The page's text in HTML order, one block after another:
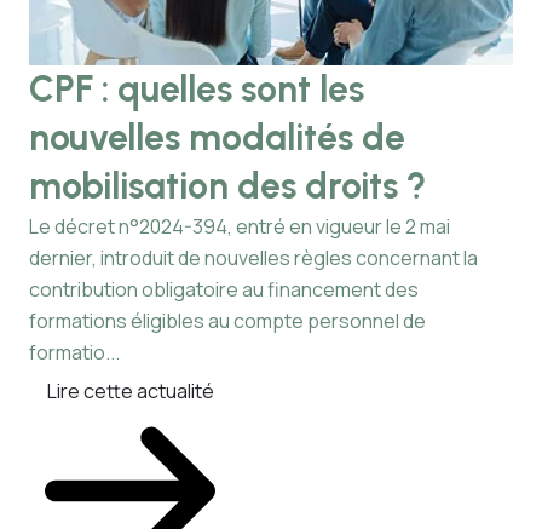
CPF : quelles sont les
nouvelles modalités de
mobilisation des droits ?
Le décret n°2024-394, entré en vigueur le 2 mai
dernier, introduit de nouvelles règles concernant la
contribution obligatoire au financement des
formations éligibles au compte personnel de
formatio...
Lire cette actualité